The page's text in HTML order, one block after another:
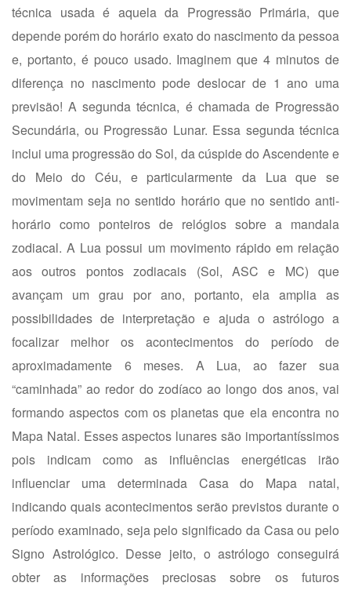
técnica usada é aquela da Progressão Primária, que
depende porém do horário exato do nascimento da pessoa
e, portanto, é pouco usado. Imaginem que 4 minutos de
diferença no nascimento pode deslocar de 1 ano uma
previsão! A segunda técnica, é chamada de Progressão
Secundária, ou Progressão Lunar. Essa segunda técnica
inclui uma progressão do Sol, da cúspide do Ascendente e
do Meio do Céu, e particularmente da Lua que se
movimentam seja no sentido horário que no sentido anti-
horário como ponteiros de relógios sobre a mandala
zodiacal. A Lua possui um movimento rápido em relação
aos outros pontos zodiacais (Sol, ASC e MC) que
avançam um grau por ano, portanto, ela amplia as
possibilidades de interpretação e ajuda o astrólogo a
focalizar melhor os acontecimentos do período de
aproximadamente 6 meses. A Lua, ao fazer sua
“caminhada” ao redor do zodíaco ao longo dos anos, vai
formando aspectos com os planetas que ela encontra no
Mapa Natal. Esses aspectos lunares são importantíssimos
pois indicam como as influências energéticas irão
influenciar uma determinada Casa do Mapa natal,
indicando quais acontecimentos serão previstos durante o
período examinado, seja pelo significado da Casa ou pelo
Signo Astrológico. Desse jeito, o astrólogo conseguirá
obter as informações preciosas sobre os futuros